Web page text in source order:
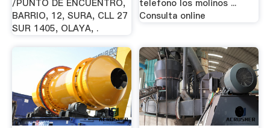
/PUNTO DE ENCUENTRO,
BARRIO, 12, SURA, CLL 27
SUR 1405, OLAYA, .
telefono los molinos ...
Consulta online